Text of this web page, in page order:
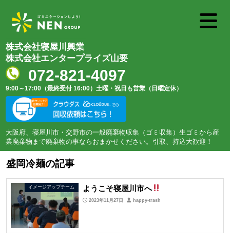
株式会社寝屋川興業
株式会社エンタープライズ山要
072-821-4097
9:00～17:00（最終受付 16:00） 土曜・祝日も営業（日曜定休）
大阪府、寝屋川市・交野市の一般廃棄物収集（ゴミ収集）生ゴミから産
業廃棄物まで廃棄物の事ならおまかせください。引取、持込大歓迎！
盛岡冷麺の記事
イメージアップチーム ようこそ寝屋川市へ
2023年11月27日 happy-trash